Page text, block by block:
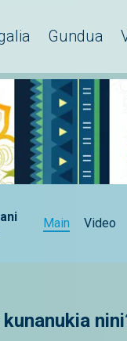
Gundua
Main Video